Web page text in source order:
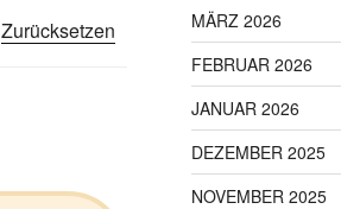
Zurücksetzen
MÄRZ 2026
FEBRUAR 2026
JANUAR 2026
DEZEMBER 2025
NOVEMBER 2025